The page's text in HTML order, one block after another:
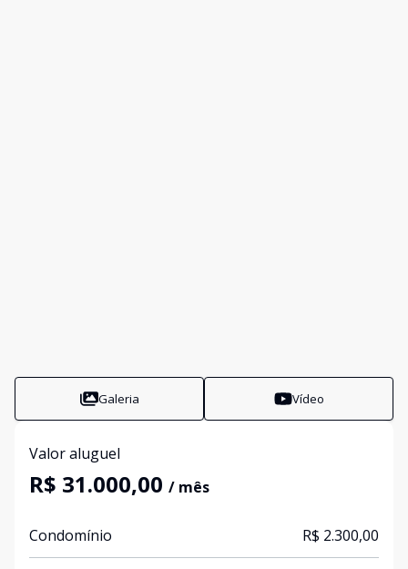
Galeria Vídeo
Valor aluguel
R$ 31.000,00 / mês
Condomínio R$ 2.300,00